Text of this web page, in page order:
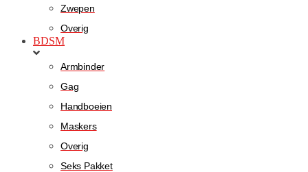
Zwepen
Overig
BDSM
Armbinder
Gag
Handboeien
Maskers
Overig
Seks Pakket